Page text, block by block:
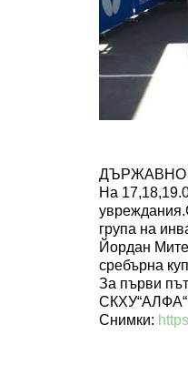
ДЪРЖАВНО
На
група на
Йордан
сребърна
За първи
СКХУ“АЛФА“
Снимки: